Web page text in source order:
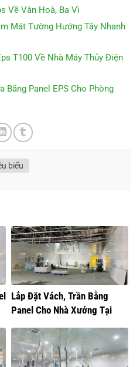
Về Vân Hoà, Ba Vì
Mát Tường Hướng Tây Nhanh
T100 Về Nhà Máy Thủy Điện
Bằng Panel EPS Cho Phòng
biểu
Lắp Đặt Vách, Trần Bằng
Panel Cho Nhà Xưởng Tại